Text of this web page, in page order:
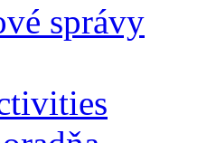
správy